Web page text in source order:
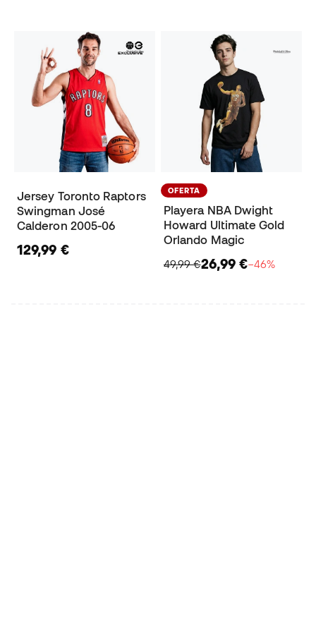
Jersey Toronto Raptors
Swingman José
Calderon 2005-06
129,99 €
OFERTA
Playera NBA Dwight
Howard Ultimate Gold
Orlando Magic
49,99 €26,99 €−46%